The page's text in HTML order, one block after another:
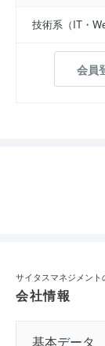
技術系（IT・
会員
サイタスマネジメント
会社情報
基本データ